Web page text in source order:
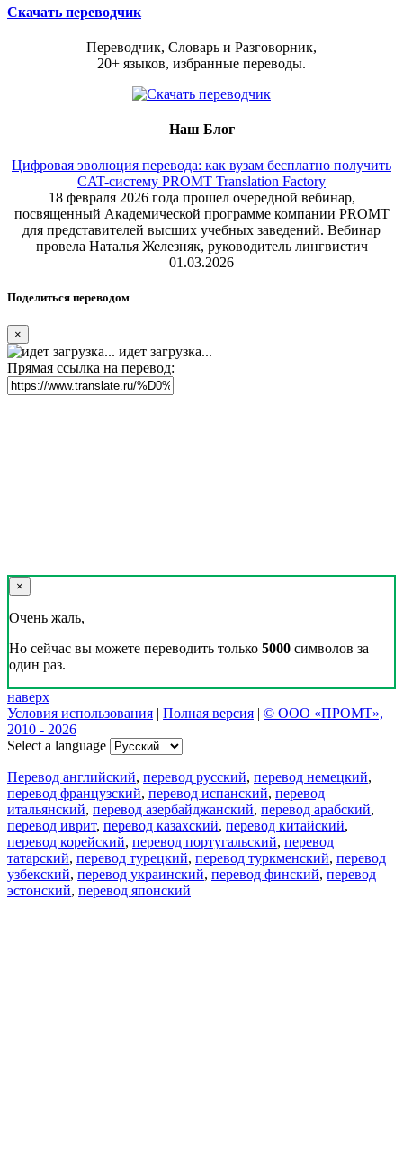
Скачать переводчик
Переводчик, Словарь и Разговорник,
20+ языков, избранные переводы.
Наш Блог
Цифровая эволюция перевода: как вузам бесплатно получить
CAT-систему PROMT Translation Factory
18 февраля 2026 года прошел очередной вебинар,
посвященный Академической программе компании PROMT
для представителей высших учебных заведений. Вебинар
провела Наталья Железняк, руководитель лингвистич
01.03.2026
Поделиться переводом
×
идет загрузка...
Прямая ссылка на перевод:
×
Очень жаль,
Но сейчас вы можете переводить только 5000 символов за
один раз.
наверх
Условия использования | Полная версия | © ООО «ПРОМТ»,
2010 - 2026
Select a language
Перевод английский, перевод русский, перевод немецкий,
перевод французский, перевод испанский, перевод
итальянский, перевод азербайджанский, перевод арабский,
перевод иврит, перевод казахский, перевод китайский,
перевод корейский, перевод португальский, перевод
татарский, перевод турецкий, перевод туркменский, перевод
узбекский, перевод украинский, перевод финский, перевод
эстонский, перевод японский